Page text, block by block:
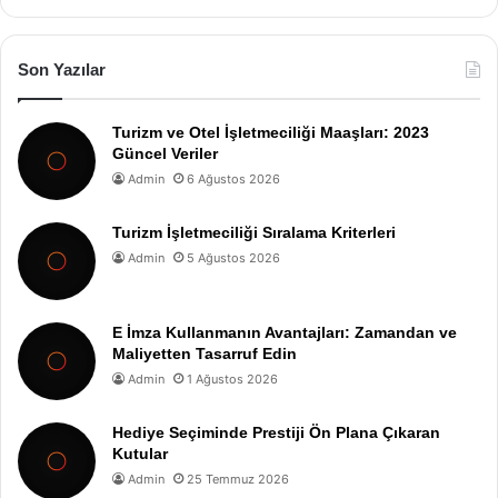
Son Yazılar
Turizm ve Otel İşletmeciliği Maaşları: 2023
Güncel Veriler
Admin 6 Ağustos 2026
Turizm İşletmeciliği Sıralama Kriterleri
Admin 5 Ağustos 2026
E İmza Kullanmanın Avantajları: Zamandan ve
Maliyetten Tasarruf Edin
Admin 1 Ağustos 2026
Hediye Seçiminde Prestiji Ön Plana Çıkaran
Kutular
Admin 25 Temmuz 2026